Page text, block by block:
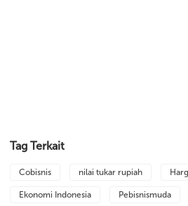
Tag Terkait
Cobisnis nilai tukar rupiah
Ekonomi Indonesia Pebisnismuda